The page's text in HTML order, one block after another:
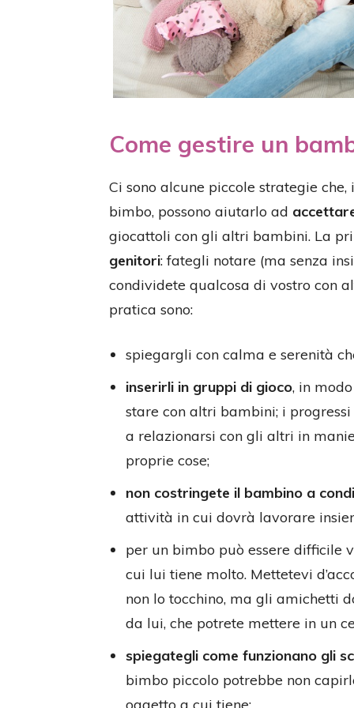
Come gestire un
Ci sono alcune piccole strategie
bimbo, possono aiutarlo ad
giocattoli con gli altri bambini. La
genitori: fategli notare (ma senza
condividete qualcosa di vostro con
pratica sono:
spiegargli con calma e serenità
inserirli in gruppi di gioco, in
stare con altri bambini; i
a relazionarsi con gli altri in
proprie cose;
non costringete il bambino a
attività in cui dovrà lavorare
per un bimbo può essere difficile
cui lui tiene molto. Mettetevi
non lo tocchino, ma gli amichetti
da lui, che potrete mettere in un
spiegategli come funzionano gli
bimbo piccolo potrebbe non